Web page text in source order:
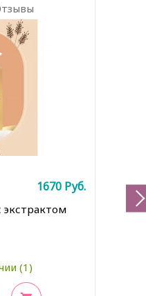
экстрактом
(1)
1670 Руб.